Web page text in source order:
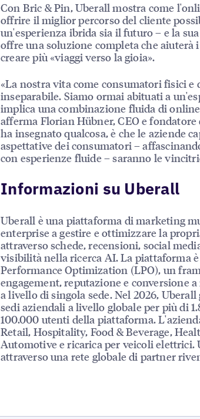
Con Bric & Pin, Uberall mostra come
offrire il miglior percorso del cliente
un'esperienza ibrida sia il futuro – e la
offre una soluzione completa che aiuterà
creare più «viaggi verso la gioia».
«La nostra vita come consumatori fisici e
inseparabile. Siamo ormai abituati a
implica una combinazione fluida di
afferma Florian Hübner, CEO e fondatore
ha insegnato qualcosa, è che le aziende
aspettative dei consumatori –
con esperienze fluide – saranno le
Informazioni su Uberall
Uberall è una piattaforma di marketing
enterprise a gestire e ottimizzare la
attraverso schede, recensioni, social
visibilità nella ricerca AI. La piattaforma
Performance Optimization (LPO), un
engagement, reputazione e conversione
a livello di singola sede. Nel 2026,
sedi aziendali a livello globale per più di
100.000 utenti della piattaforma.
Retail, Hospitality, Food & Beverage,
Automotive e ricarica per veicoli elettrici.
attraverso una rete globale di partner